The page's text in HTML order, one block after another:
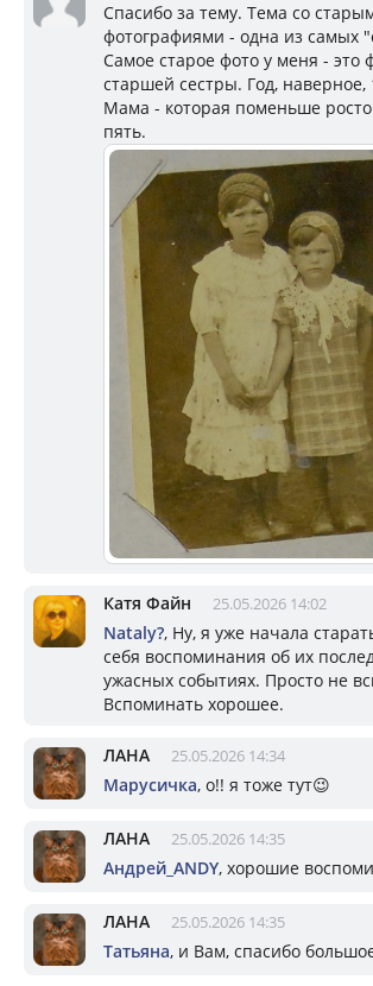
Спасибо за тему. Тема со
фотографиями - одна из самых
Самое старое фото у меня - это
старшей сестры. Год, наверное,
Мама - которая поменьше
пять.
Катя Файн 25.05.2026 14:02
Nataly?, Ну, я уже начала
себя воспоминания об их
ужасных событиях. Просто не
Вспоминать хорошее.
ЛАНА 25.05.2026 14:34
Марусичка, о!! я тоже тут😉
ЛАНА 25.05.2026 14:35
Андрей_ANDY, хорошие
ЛАНА 25.05.2026 14:35
Татьяна, и Вам, спасибо